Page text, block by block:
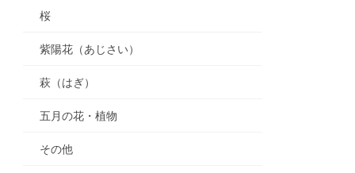
桜
紫陽花（あじさい）
萩（はぎ）
五月の花・植物
その他